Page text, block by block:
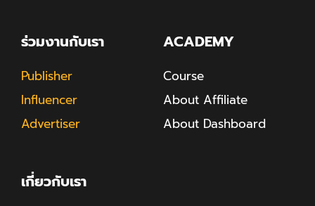
ร่วมงานกับเรา
Publisher
Influencer
Advertiser
ACADEMY
Course
About Affiliate
About Dashboard
เกี่ยวกับเรา